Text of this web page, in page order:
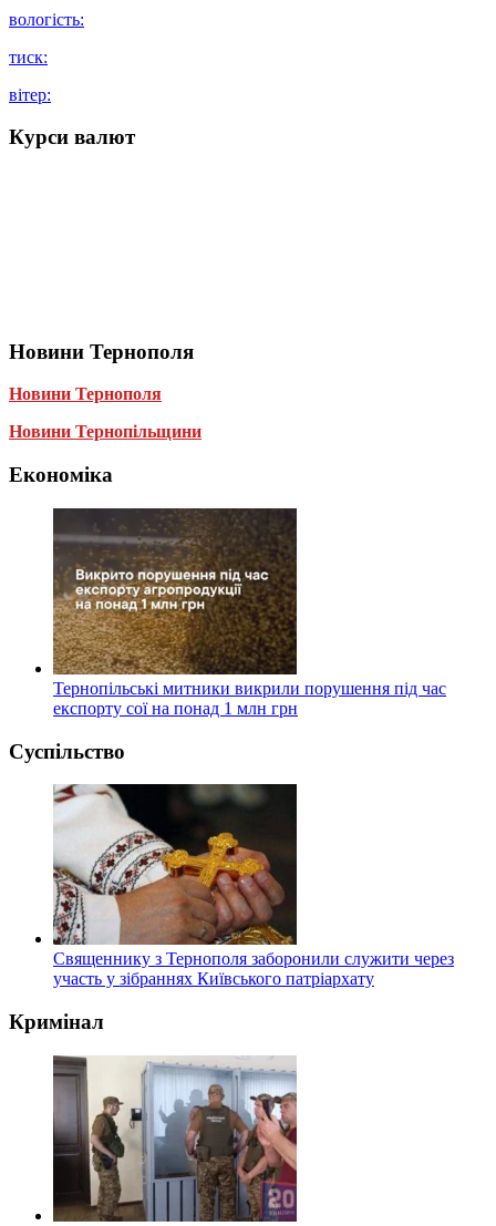
вологість:
тиск:
вітер:
Курси валют
Новини Тернополя
Новини Тернополя
Новини Тернопільщини
Економіка
Тернопільські митники викрили порушення під час
експорту сої на понад 1 млн грн
Суспільство
Священнику з Тернополя заборонили служити через
участь у зібраннях Київського патріархату
Кримінал